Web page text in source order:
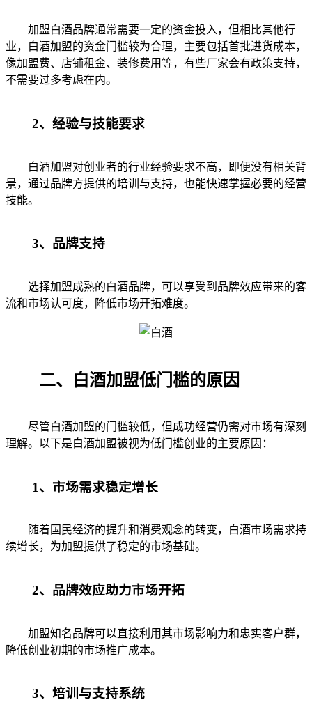
加盟白酒品牌通常需要一定的资金投入，但相比其他行
业，白酒加盟的资金门槛较为合理，主要包括首批进货成本，
像加盟费、店铺租金、装修费用等，有些厂家会有政策支持，
不需要过多考虑在内。
2、经验与技能要求
白酒加盟对创业者的行业经验要求不高，即便没有相关背
景，通过品牌方提供的培训与支持，也能快速掌握必要的经营
技能。
3、品牌支持
选择加盟成熟的白酒品牌，可以享受到品牌效应带来的客
流和市场认可度，降低市场开拓难度。
二、白酒加盟低门槛的原因
尽管白酒加盟的门槛较低，但成功经营仍需对市场有深刻
理解。以下是白酒加盟被视为低门槛创业的主要原因：
1、市场需求稳定增长
随着国民经济的提升和消费观念的转变，白酒市场需求持
续增长，为加盟提供了稳定的市场基础。
2、品牌效应助力市场开拓
加盟知名品牌可以直接利用其市场影响力和忠实客户群，
降低创业初期的市场推广成本。
3、培训与支持系统